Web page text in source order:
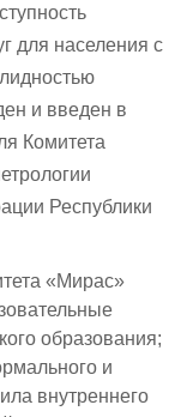
для населения с
и введен в
Комитета
Республики
«Мирас»
образования;
и
внутреннего